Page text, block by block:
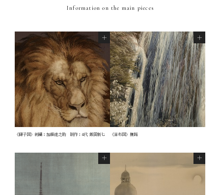
Information on the main pieces
《獅子図》刺繍：加藤達之助 制作：4代 飯田新七 《瀑布図》無銘